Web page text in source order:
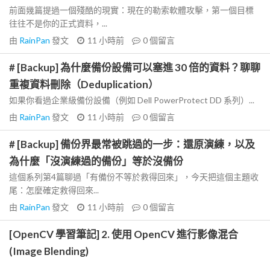
前面幾篇提過一個殘酷的現實：現在的勒索軟體攻擊，第一個目標
往往不是你的正式資料，...
由 RainPan 發文 11 小時前 0個留言
# [Backup] 為什麼備份設備可以塞進 30 倍的資料？聊聊
重複資料刪除（Deduplication）
如果你看過企業級備份設備（例如 Dell PowerProtect DD 系列）...
由 RainPan 發文 11 小時前 0個留言
# [Backup] 備份界最常被跳過的一步：還原演練，以及
為什麼「沒演練過的備份」等於沒備份
這個系列第4篇聊過「有備份不等於救得回來」，今天把這個主題收
尾：怎麼確定救得回來...
由 RainPan 發文 11 小時前 0個留言
[OpenCV 學習筆記] 2. 使用 OpenCV 進行影像混合
(Image Blending)